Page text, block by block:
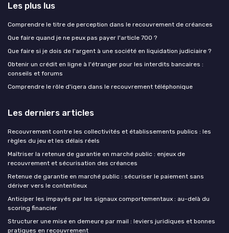
Les plus lus
Comprendre le titre de perception dans le recouvrement de créances
Que faire quand je ne peux pas payer l'article 700 ?
Que faire si je dois de l'argent à une société en liquidation judiciaire ?
Obtenir un crédit en ligne à l'étranger pour les interdits bancaires :
conseils et forums
Comprendre le rôle d'iqera dans le recouvrement téléphonique
Les derniers articles
Recouvrement contre les collectivités et établissements publics : les
règles du jeu et les délais réels
Maîtriser la retenue de garantie en marché public : enjeux de
recouvrement et sécurisation des créances
Retenue de garantie en marché public : sécuriser le paiement sans
dériver vers le contentieux
Anticiper les impayés par les signaux comportementaux : au-delà du
scoring financier
Structurer une mise en demeure par mail : leviers juridiques et bonnes
pratiques en recouvrement